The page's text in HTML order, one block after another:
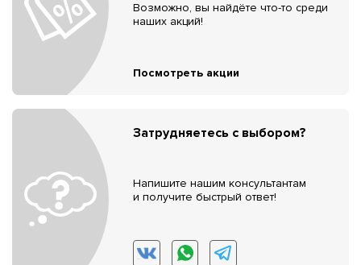
Возможно, вы найдёте что-то среди
наших акций!
Посмотреть акции
Затрудняетесь с выбором?
Напишите нашим консультантам
и получите быстрый ответ!